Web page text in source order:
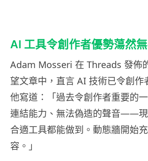
AI 工具令創作者優勢蕩然
Adam Mosseri 在 Threads 發佈
望文章中，直言 AI 技術已令創作
他寫道：「過去令創作者重要的
連結能力、無法偽造的聲音——
合適工具都能做到。動態牆開始
容。」